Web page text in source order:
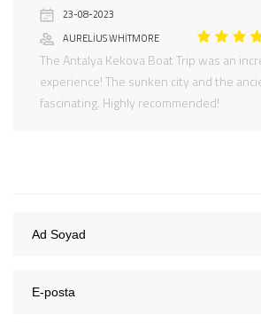
23-08-2023
AURELIUS WHITMORE
The Antalya Kekova Boat Trip was an
experience! The sunken city and the
fascinating. Highly recommended!